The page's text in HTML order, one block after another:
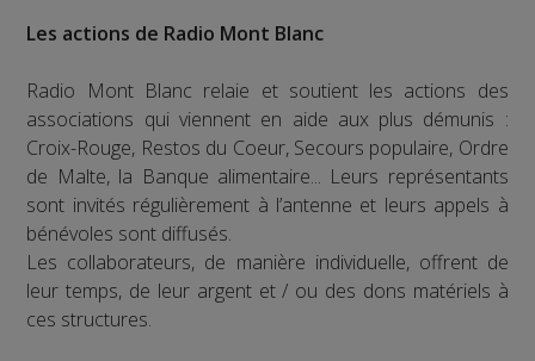
Les actions de Radio Mont Blanc
Radio Mont Blanc relaie et soutient les actions des
associations qui viennent en aide aux plus démunis :
Croix-Rouge, Restos du Coeur, Secours populaire, Ordre
de Malte, la Banque alimentaire... Leurs représentants
sont invités régulièrement à l’antenne et leurs appels à
bénévoles sont diffusés.
Les collaborateurs, de manière individuelle, offrent de
leur temps, de leur argent et / ou des dons matériels à
ces structures.